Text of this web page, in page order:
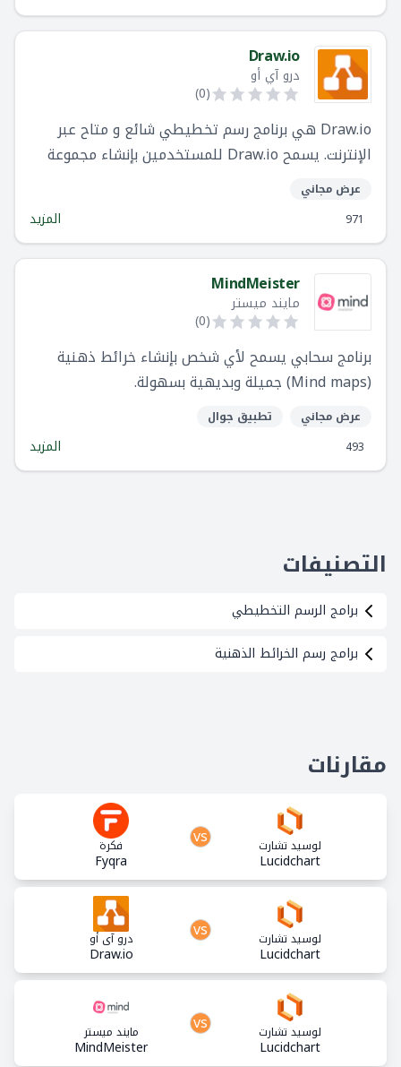
تساعدك على التفكير بوضوح أكبر وإنجاز المزيد.
Draw.io
درو آي أو
(
0
)
Draw.io هي برنامج رسم تخطيطي شائع و متاح عبر
الإنترنت. يسمح Draw.io للمستخدمين بإنشاء مجموعة
متنوعة من الرسوم البيانية ، مثل المخططات الانسيابية
والخرائط الذهنية ومخططات الشبكة والمزيد.
عرض مجاني
971
المزيد
MindMeister
مايند ميستر
(
0
)
برنامج سحابي يسمح لأي شخص بإنشاء خرائط ذهنية
(Mind maps) جميلة وبديهية بسهولة.
عرض مجاني
تطبيق جوال
493
المزيد
التصنيفات
برامج الرسم التخطيطي
برامج رسم الخرائط الذهنية
مقارنات
لوسيد تشارت
Lucidchart
فكرة
Fyqra
vs
لوسيد تشارت
Lucidchart
درو آي أو
Draw.io
vs
لوسيد تشارت
Lucidchart
مايند ميستر
MindMeister
vs